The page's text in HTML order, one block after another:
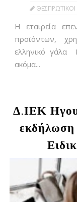
ΘΕΣΠΡΩΤΙΚΟΙ
Η εταιρεία
προϊόντων,
ελληνικό γάλα
ακόμα...
Δ.ΙΕΚ
εκδήλωση